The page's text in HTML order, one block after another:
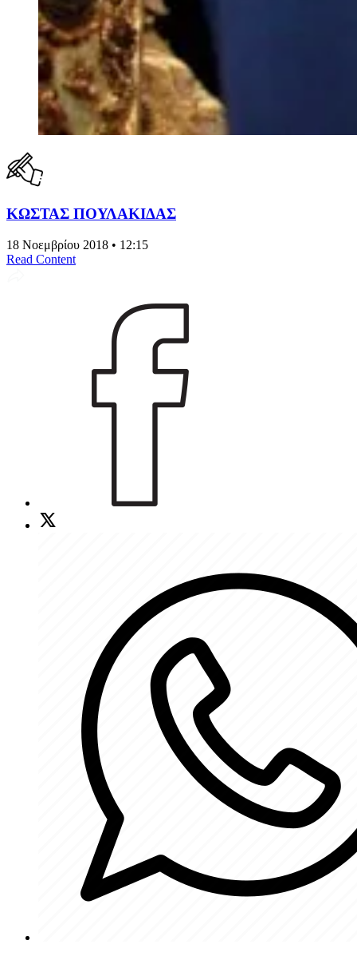
ΚΩΣΤΑΣ ΠΟΥΛΑΚΙΔΑΣ
18 Νοεμβρίου 2018 • 12:15
Read Content